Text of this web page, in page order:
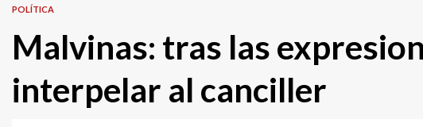
POLÍTICA
Malvinas: tras las
interpelar al canciller